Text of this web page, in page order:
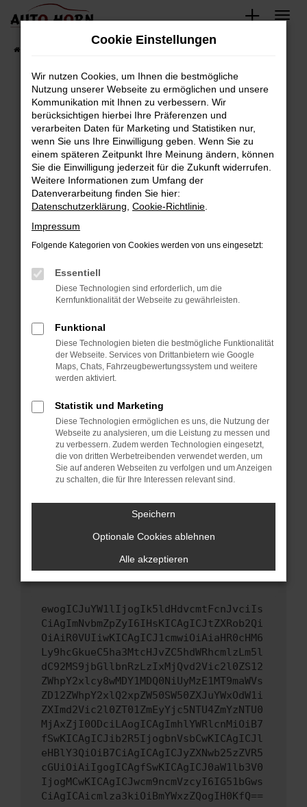
Zum
springen
Fahrzeugbestand
Fehler: Network Error
Beim Laden ist ein Fehler aufgetreten.
Hier sind ein paar Tipps, die dir helfen können:
Überprüfe deine Firewall und deine
Internetverbindung.
Laden andere Webseiten, zum Beispiel deine
Suchmaschine?
Prüfe deine Browsererweiterungen.
können das Laden bestimmter Seiten
verhindern. Funktioniert die Seite in einem
anderen Browser oder in einem privaten
Starte dein Gerät neu.
Das kann manchmal helfen, vorübergehende
Probleme zu beheben.
Betriebssystem auf dem neuesten Stand
sind.
Veraltete Software birgt nicht nur ein
Sicherheitsrisiko, sondern kann auch dazu
führen, dass bestimmte Funktionen nicht mehr
unterstützt werden.
Wende dich an den Webseitenbetreiber.
Wenn du alle oben genannten Schritte versucht
hast, kontaktiere uns bitte. Wir werden
versuchen, das Problem zu beheben. Du kannst
uns diesen Text schicken, um uns bei der
ewogICJuYW1lIjogIk5ldHdvcmtFcnJvciIs
CiAgImNvbmZpZyI6IHsKICAgICJtZXRob2Qi
OiAiR0VUIiwKICAgICJ1cmwiOiAiaHR0cHM6
Ly9hcGkueC5ha3MtcHJvZC5hdWRhcmlzLm5l
dC92MS9jbGllbnRzLzIxMjQvd2Vic2l0ZS12
ZWhpY2xlcy8wMDY1MDQ0NiUyMzE1MT9maWVs
ZD12ZWhpY2xlQ2xpZW50SW50ZXJuYWxOdW1i
ZXImd2Vic2l0ZT01ZmEyYjc5NTU4ZmYzNTU0
MjAxZjI0ODciLAogICAgImhlYWRlcnMiOiB7
fSwKICAgICJib2R5IjogbnVsbCwKICAgICJl
eHBlY3QiOiB7CiAgICAgICJyZXNwb25zZVR5
cGUiOiAiIgogICAgfSwKICAgICJ0aW1lb3V0
IjogMCwKICAgICJwcm9ncmVzcyI6IG51bGws
CiAgICAicmlza3kiOiBmYWxzZQogIH0KfQ==
Cookie Einstellungen
Wir nutzen Cookies, um Ihnen die bestmögliche
Nutzung unserer Webseite zu ermöglichen und unsere
Kommunikation mit Ihnen zu verbessern. Wir
berücksichtigen hierbei Ihre Präferenzen und
verarbeiten Daten für Marketing und Statistiken nur,
wenn Sie uns Ihre Einwilligung geben. Wenn Sie zu
einem späteren Zeitpunkt Ihre Meinung ändern, können
Sie die Einwilligung jederzeit für die Zukunft widerrufen.
Weitere Informationen zum Umfang der
Datenverarbeitung finden Sie hier:
Datenschutzerklärung Cookie-Richtlinie
Impressum
Folgende Kategorien von Cookies werden von uns eingesetzt:
Essentiell
Diese Technologien sind erforderlich, um die
Kernfunktionalität der Webseite zu gewährleisten.
Funktional
Diese Technologien bieten die bestmögliche Funktionalität
der Webseite. Services von Drittanbietern wie Google
Maps, Chats, Fahrzeugbewertungssystem und weitere
werden aktiviert.
Statistik und Marketing
Diese Technologien ermöglichen es uns, die Nutzung der
Webseite zu analysieren, um die Leistung zu messen und
zu verbessern. Zudem werden Technologien eingesetzt,
die von dritten Werbetreibenden verwendet werden, um
Sie auf anderen Webseiten zu verfolgen und um Anzeigen
zu schalten, die für Ihre Interessen relevant sind.
Speichern
Optionale Cookies ablehnen
Alle akzeptieren